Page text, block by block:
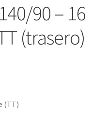
90 – 16
(trasero)
(TT)